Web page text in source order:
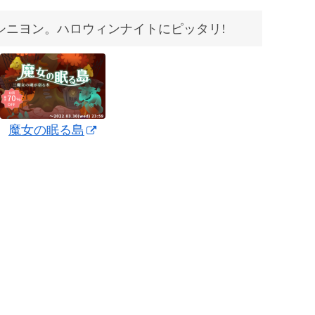
ニヨン。ハロウィンナイトにピッタリ!
魔女の眠る島